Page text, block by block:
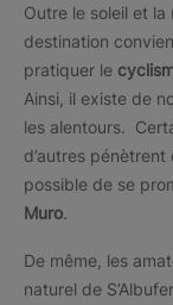
Outre le soleil et
destination
pratiquer le
Ainsi, il existe de
les alentours.
d’autres pénètrent
possible de se
Muro.
De même, les
naturel de